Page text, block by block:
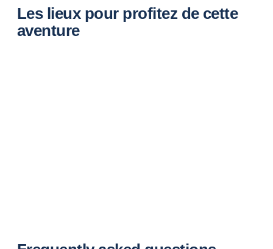
Les lieux pour profitez de cette
aventure